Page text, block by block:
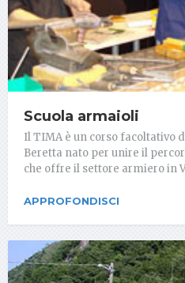
Scuola armaioli
Il TIMA è un corso facoltativo
Beretta nato per unire il
che offre il settore armiero in
APPROFONDISCI